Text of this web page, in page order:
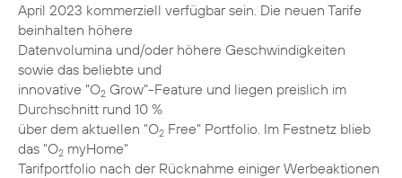
April 2023 kommerziell verfügbar sein. Die neuen Tarife
beinhalten höhere
Datenvolumina und/oder höhere Geschwindigkeiten
sowie das beliebte und
innovative "O2 Grow"-Feature und liegen preislich im
Durchschnitt rund 10 %
über dem aktuellen "O2 Free" Portfolio. Im Festnetz blieb
das "O2 myHome"
Tarifportfolio nach der Rücknahme einiger Werbeaktionen